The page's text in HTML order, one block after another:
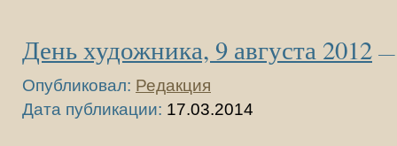
День художника, 9 августа 2012 —
Опубликовал: Редакция
Дата публикации: 17.03.2014